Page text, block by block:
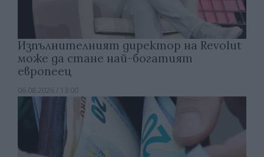
Изпълнителният директор на Revolut
може да стане най-богатият
европеец
06.08.2026 / 13:00